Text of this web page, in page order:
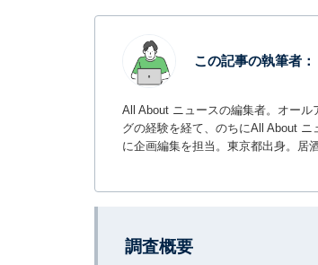
この記事の執筆者：
All About ニュースの編集者。オー
グの経験を経て、のちにAll About
に企画編集を担当。東京都出身。居
調査概要